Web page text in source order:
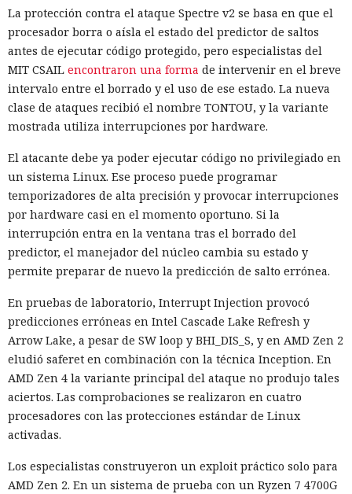
La protección contra el ataque Spectre v2 se basa en que el
procesador borra o aísla el estado del predictor de saltos
antes de ejecutar código protegido, pero especialistas del
MIT CSAIL encontraron una forma de intervenir en el breve
intervalo entre el borrado y el uso de ese estado. La nueva
clase de ataques recibió el nombre TONTOU, y la variante
mostrada utiliza interrupciones por hardware.
El atacante debe ya poder ejecutar código no privilegiado en
un sistema Linux. Ese proceso puede programar
temporizadores de alta precisión y provocar interrupciones
por hardware casi en el momento oportuno. Si la
interrupción entra en la ventana tras el borrado del
predictor, el manejador del núcleo cambia su estado y
permite preparar de nuevo la predicción de salto errónea.
En pruebas de laboratorio, Interrupt Injection provocó
predicciones erróneas en Intel Cascade Lake Refresh y
Arrow Lake, a pesar de SW loop y BHI_DIS_S, y en AMD Zen 2
eludió saferet en combinación con la técnica Inception. En
AMD Zen 4 la variante principal del ataque no produjo tales
aciertos. Las comprobaciones se realizaron en cuatro
procesadores con las protecciones estándar de Linux
activadas.
Los especialistas construyeron un exploit práctico solo para
AMD Zen 2. En un sistema de prueba con un Ryzen 7 4700G